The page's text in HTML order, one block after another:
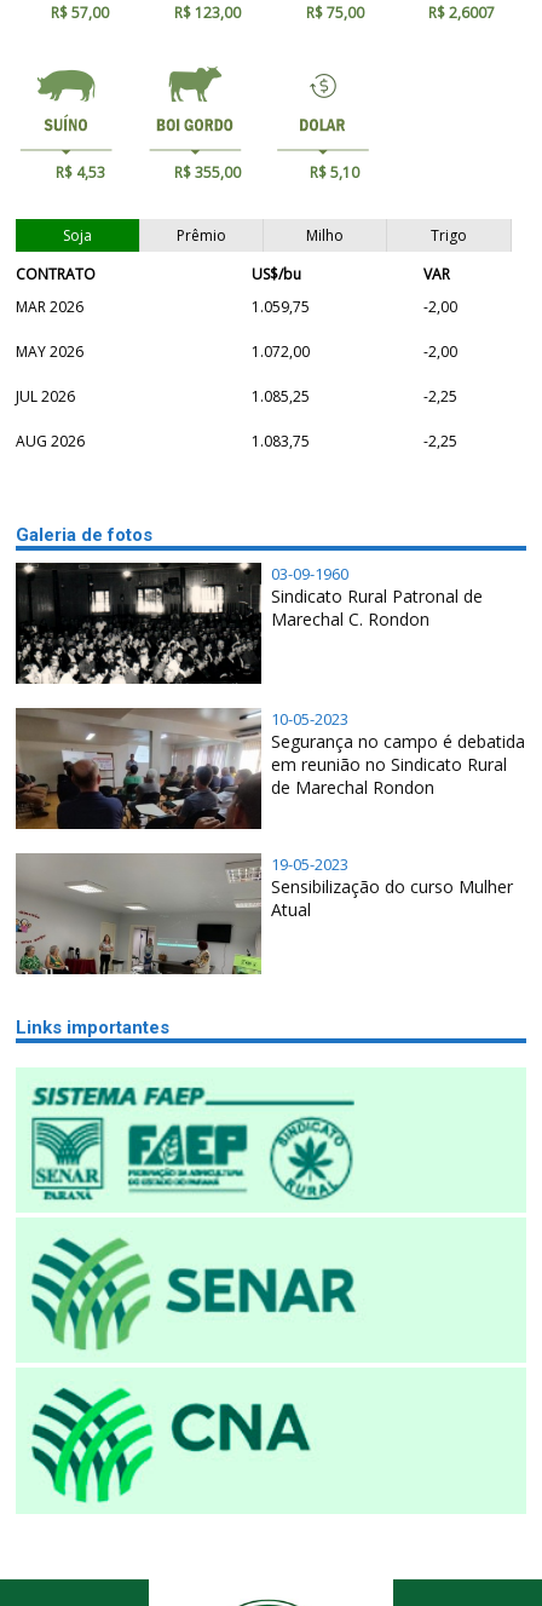
R$ 57,00 R$ 123,00 R$ 75,00 R$ 2,6007
R$ 4,53 R$ 355,00 R$ 5,10
Soja Prêmio Milho
Trigo
CONTRATO
US$/bu
VAR
MAR 2026
1.059,75 -2,00
MAY 2026 1.072,00 -2,00
JUL 2026 1.085,25 -2,25
AUG 2026 1.083,75 -2,25
Galeria de fotos
03-09-1960
Sindicato Rural Patronal de
Marechal C. Rondon
10-05-2023
Segurança no campo é debatida
em reunião no Sindicato Rural
de Marechal Rondon
19-05-2023
Sensibilização do curso Mulher
Atual
Links importantes